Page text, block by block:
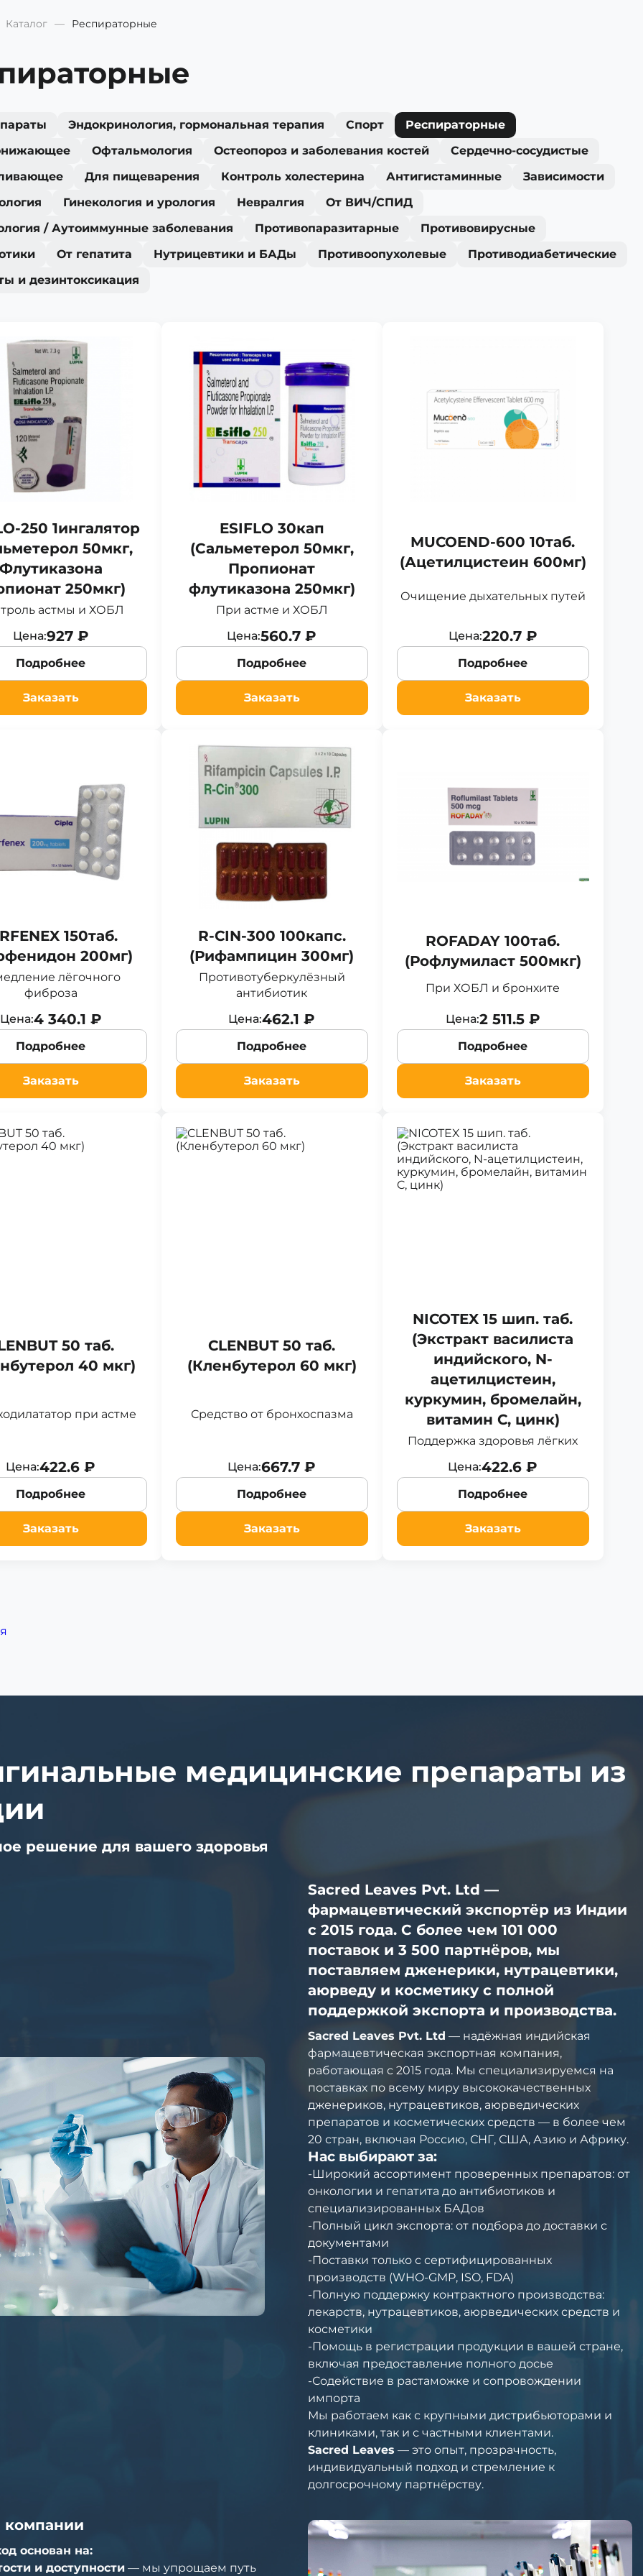
Каталог Респираторные
Эндокринология, гормональная терапия Спорт
Респираторные
Офтальмология Остеопороз и заболевания костей
Сердечно-сосудистые
Для пищеварения Контроль холестерина Антигистаминные
Зависимости
Гинекология и урология Невралгия
От ВИЧ/СПИД
/ Аутоиммунные заболевания
Противопаразитарные
Противовирусные
От гепатита Нутрицевтики и БАДы Противоопухолевые
Противодиабетические
и дезинтоксикация
250 1ингалятор
50мкг,
250мкг)
астмы и ХОБЛ
Цена:927 ₽
Подробнее
Заказать
ESIFLO 30кап
(Сальметерол 50мкг,
Пропионат
флутиказона 250мкг)
При астме и ХОБЛ
Цена:560.7 ₽
Подробнее
Заказать
MUCOEND-600 10таб.
(Ацетилцистеин 600мг)
Очищение дыхательных путей
Цена:220.7 ₽
Подробнее
Заказать
150таб.
200мг)
лёгочного
фиброза
Цена:4 340.1 ₽
Подробнее
Заказать
R-CIN-300 100капс.
(Рифампицин 300мг)
Противотуберкулёзный
антибиотик
Цена:462.1 ₽
Подробнее
Заказать
ROFADAY 100таб.
(Рофлумиласт 500мкг)
При ХОБЛ и бронхите
Цена:2 511.5 ₽
Подробнее
Заказать
50 таб.
40 мкг)
при астме
Цена:422.6 ₽
Подробнее
Заказать
CLENBUT 50 таб.
(Кленбутерол 60 мкг)
Средство от бронхоспазма
Цена:667.7 ₽
Подробнее
Заказать
NICOTEX 15 шип. таб.
(Экстракт василиста
индийского, N-
ацетилцистеин,
куркумин, бромелайн,
витамин C, цинк)
Поддержка здоровья лёгких
Цена:422.6 ₽
Подробнее
Заказать
медицинские препараты из
решение для вашего здоровья
Sacred Leaves Pvt. Ltd —
фармацевтический экспортёр из Индии
с 2015 года. С более чем 101 000
поставок и 3 500 партнёров, мы
поставляем дженерики, нутрацевтики,
аюрведу и косметику с полной
поддержкой экспорта и производства.
Sacred Leaves Pvt. Ltd — надёжная индийская
фармацевтическая экспортная компания,
работающая с 2015 года. Мы специализируемся на
поставках по всему миру высококачественных
дженериков, нутрацевтиков, аюрведических
препаратов и косметических средств — в более чем
20 стран, включая Россию, СНГ, США, Азию и Африку.
Нас выбирают за:
-Широкий ассортимент проверенных препаратов: от
онкологии и гепатита до антибиотиков и
специализированных БАДов
-Полный цикл экспорта: от подбора до доставки с
документами
-Поставки только с сертифицированных
производств (WHO-GMP, ISO, FDA)
-Полную поддержку контрактного производства:
лекарств, нутрацевтиков, аюрведических средств и
косметики
-Помощь в регистрации продукции в вашей стране,
включая предоставление полного досье
-Содействие в растаможке и сопровождении
импорта
Мы работаем как с крупными дистрибьюторами и
клиниками, так и с частными клиентами.
Sacred Leaves — это опыт, прозрачность,
индивидуальный подход и стремление к
долгосрочному партнёрству.
компании
основан на:
и доступности — мы упрощаем путь